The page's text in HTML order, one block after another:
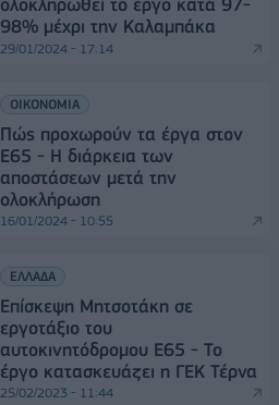
ολοκληρωθεί το έργο κατά 97-
98% μέχρι την Καλαμπάκα
29/01/2024 - 17:14
ΟΙΚΟΝΟΜΙΑ
Πώς προχωρούν τα έργα στον
Ε65 - Η διάρκεια των
αποστάσεων μετά την
ολοκλήρωση
16/01/2024 - 10:55
ΕΛΛΑΔΑ
Επίσκεψη Μητσοτάκη σε
εργοτάξιο του
αυτοκινητόδρομου Ε65 - Το
έργο κατασκευάζει η ΓΕΚ Τέρνα
25/02/2023 - 11:44